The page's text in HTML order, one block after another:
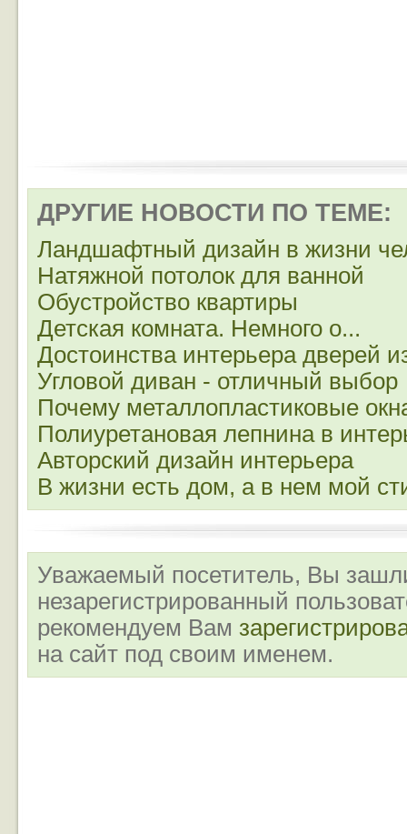
ДРУГИЕ НОВОСТИ ПО ТЕМЕ:
Ландшафтный дизайн в жизни
Натяжной потолок для ванной
Обустройство квартиры
Детская комната. Немного о...
Достоинства интерьера дверей
Угловой диван - отличный выбор
Почему металлопластиковые
Полиуретановая лепнина в
Авторский дизайн интерьера
В жизни есть дом, а в нем мой
Уважаемый посетитель, Вы
незарегистрированный
рекомендуем Вам
на сайт под своим именем.